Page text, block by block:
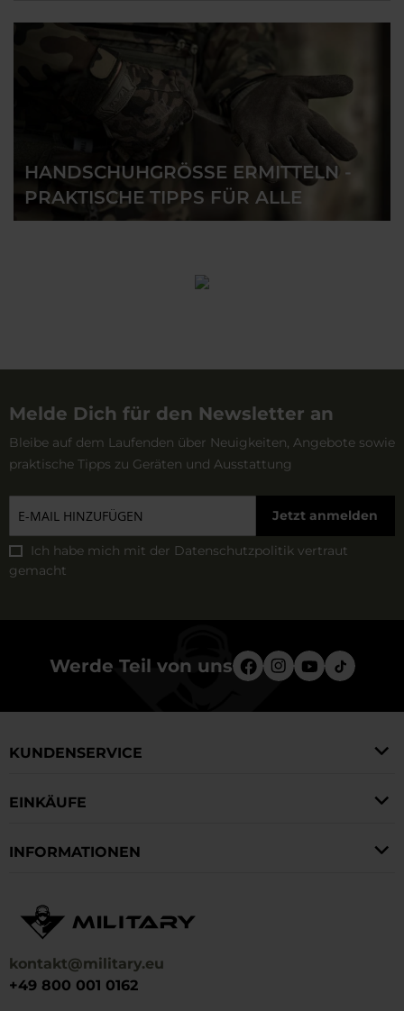
HANDSCHUHGRÖSSE ERMITTELN - P
RAKTISCHE TIPPS FÜR ALLE
Melde Dich für den Newsletter an
Bleibe auf dem Laufenden über Neuigkeiten, Angebote sowie
praktische Tipps zu Geräten und Ausstattung
Jetzt anmelden
Ich habe mich mit der Datenschutzpolitik vertraut
gemacht
Werde Teil von uns
kontakt@military.eu
+49 800 001 0162
KUNDENSERVICE
EINKÄUFE
INFORMATIONEN